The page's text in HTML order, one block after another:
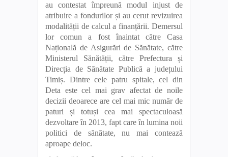
au contestat împreună modul injust de
atribuire a fondurilor și au cerut revizuirea
modalității de calcul a finanțării. Demersul
lor comun a fost înaintat către Casa
Națională de Asigurări de Sănătate, către
Ministerul Sănătății, către Prefectura și
Direcția de Sănătate Publică a județului
Timiș. Dintre cele patru spitale, cel din
Deta este cel mai grav afectat de noile
decizii deoarece are cel mai mic număr de
paturi și totuși cea mai spectaculoasă
dezvoltare în 2013, fapt care în lumina noii
politici de sănătate, nu mai contează
aproape deloc.